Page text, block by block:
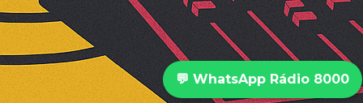
💬 WhatsApp Rádio 8000